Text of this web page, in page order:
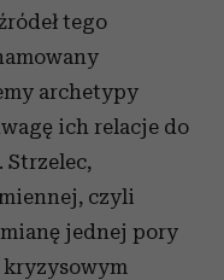
tego
archetypy
ich relacje do
czyli
jednej pory